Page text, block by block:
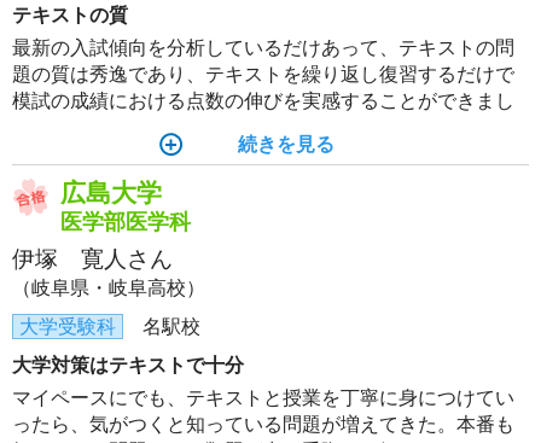
テキストの質
最新の入試傾向を分析しているだけあって、テキストの問
題の質は秀逸であり、テキストを繰り返し復習するだけで
模試の成績における点数の伸びを実感することができまし
る授業によってスムーズに理解することができました。
続きを見る
広島大学
医学部医学科
伊塚 寛人さん
（岐阜県・岐阜高校）
大学受験科
名駅校
大学対策はテキストで十分
マイペースにでも、テキストと授業を丁寧に身につけてい
ったら、気がつくと知っている問題が増えてきた。本番も